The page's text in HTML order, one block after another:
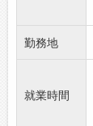
勤務地
就業時間